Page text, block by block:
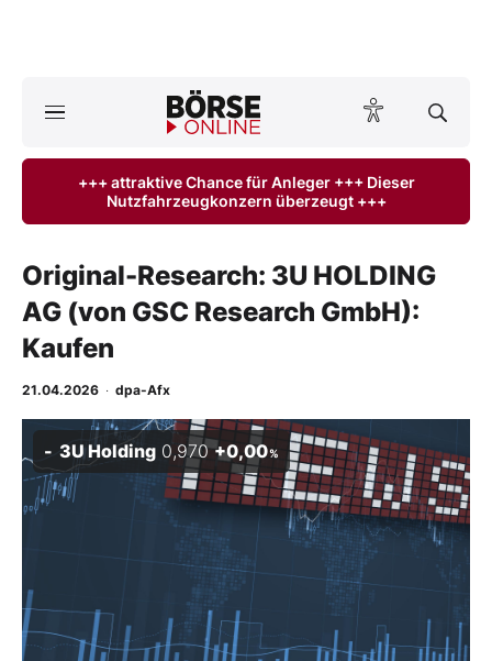
ktuelle Ausgabe BÖRSE ONLINE lesen
Anlageprodukte
Finanz-Check
BO-Musterdepots
Experten
Mein Konto
+++ attraktive Chance für Anleger +++ Dieser
Nutzfahrzeugkonzern überzeugt +++
Original-Research: 3U HOLDING
AG (von GSC Research GmbH):
Kaufen
21.04.2026 · dpa-Afx
3U Holding 0,970 +0,00%